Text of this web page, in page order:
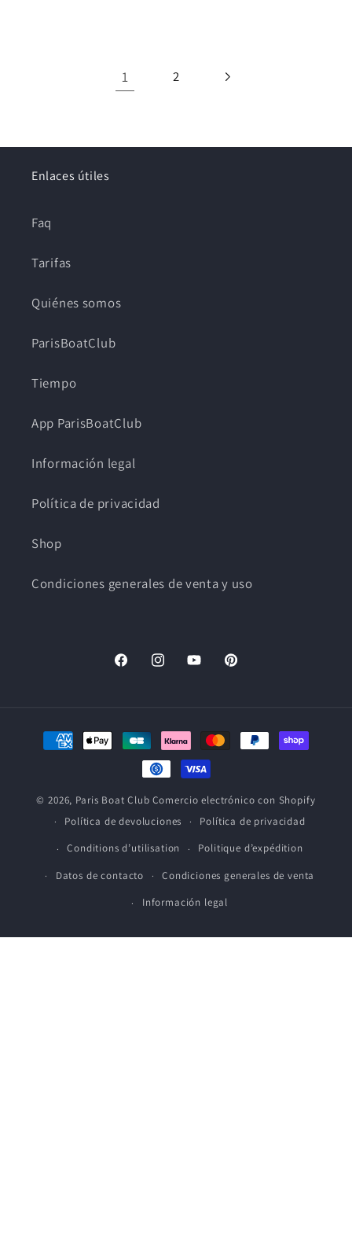
1 2
Enlaces útiles
Faq
Tarifas
Quiénes somos
ParisBoatClub
Tiempo
App ParisBoatClub
Información legal
Política de privacidad
Shop
Condiciones generales de venta y uso
FacebookInstagramYouTubePinterest
Medios
de
© 2026, Paris Boat Club Comercio electrónico con Shopify
Política de devoluciones
Política de privacidad
Conditions d’utilisation Politique d’expédition
Datos de contacto Condiciones generales de venta
Información legal